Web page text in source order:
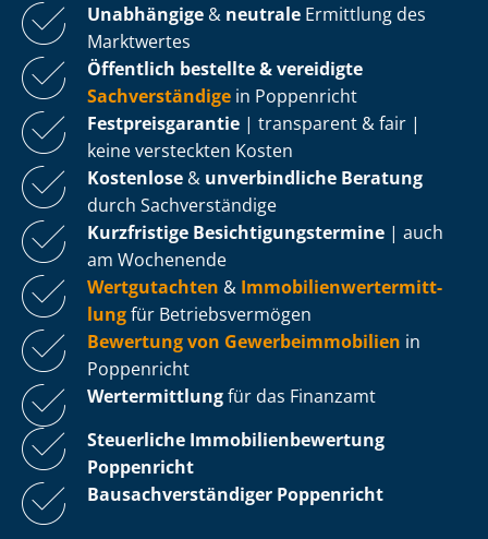
Unabhängige & neutrale Ermittlung des
Marktwertes
Öffentlich bestellte & vereidigte
Sachverständige in Poppenricht
Fest­preis­ga­ran­tie | transparent & fair |
keine versteckten Kosten
Kostenlose & unverbindliche Beratung
durch Sachverständige
Kurzfristige Be­sich­ti­gungs­ter­mi­ne | auch
am Wochenende
Wertgutachten & Im­mo­bi­li­en­wert­ermitt­
lungfür Be­triebs­ver­mö­gen
Bewertung von Ge­wer­be­im­mo­bi­li­en in
Poppenricht
Wertermittlungfür das Finanzamt
Steuerliche Im­mo­bi­li­en­be­wer­tung
Poppenricht
Bau­sach­ver­stän­di­ger Poppenricht